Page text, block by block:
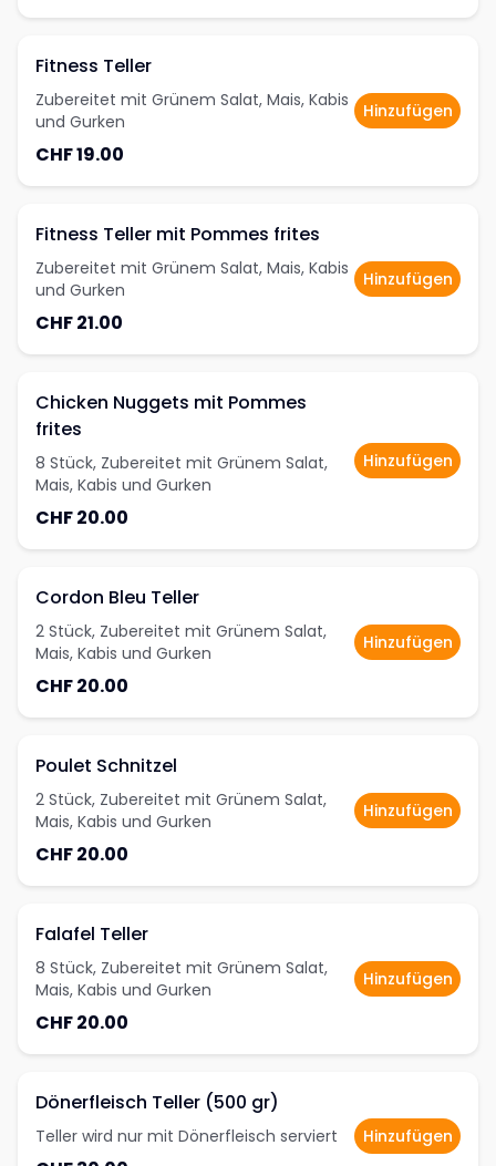
Fitness Teller
Zubereitet mit Grünem Salat, Mais, Kabis
und Gurken
CHF 19.00
Hinzufügen
Fitness Teller mit Pommes frites
Zubereitet mit Grünem Salat, Mais, Kabis
und Gurken
CHF 21.00
Hinzufügen
Chicken Nuggets mit Pommes
frites
8 Stück, Zubereitet mit Grünem Salat,
Mais, Kabis und Gurken
CHF 20.00
Hinzufügen
Cordon Bleu Teller
2 Stück, Zubereitet mit Grünem Salat,
Mais, Kabis und Gurken
CHF 20.00
Hinzufügen
Poulet Schnitzel
2 Stück, Zubereitet mit Grünem Salat,
Mais, Kabis und Gurken
CHF 20.00
Hinzufügen
Falafel Teller
8 Stück, Zubereitet mit Grünem Salat,
Mais, Kabis und Gurken
CHF 20.00
Hinzufügen
Dönerfleisch Teller (500 gr)
Teller wird nur mit Dönerfleisch serviert Hinzufügen